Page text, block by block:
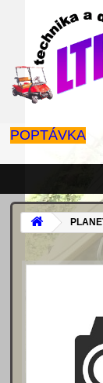
POPTÁVKA